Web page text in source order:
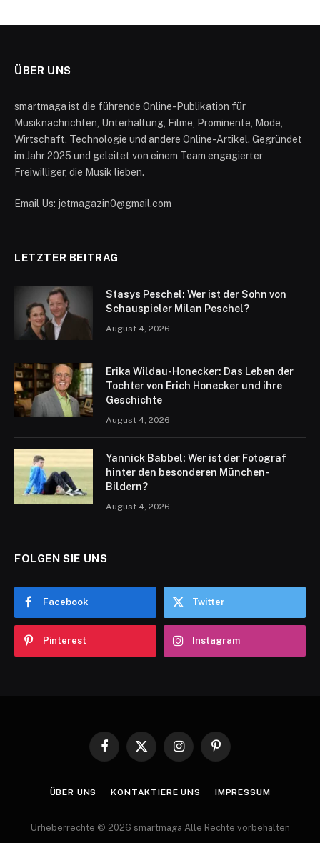
ÜBER UNS
smartmaga ist die führende Online-Publikation für
Musiknachrichten, Unterhaltung, Filme, Prominente, Mode,
Wirtschaft, Technologie und andere Online-Artikel. Gegründet
im Jahr 2025 und geleitet von einem Team engagierter
Freiwilliger, die Musik lieben.
Email Us: jetmagazin0@gmail.com
LETZTER BEITRAG
Stasys Peschel: Wer ist der Sohn von
Schauspieler Milan Peschel?
August 4, 2026
Erika Wildau-Honecker: Das Leben der
Tochter von Erich Honecker und ihre
Geschichte
August 4, 2026
Yannick Babbel: Wer ist der Fotograf
hinter den besonderen München-
Bildern?
August 4, 2026
FOLGEN SIE UNS
Facebook Twitter
Pinterest Instagram
Facebook
X
InstagramPinterest
ÜBER UNS KONTAKTIERE UNS IMPRESSUM
Urheberrechte © 2026 smartmaga Alle Rechte vorbehalten